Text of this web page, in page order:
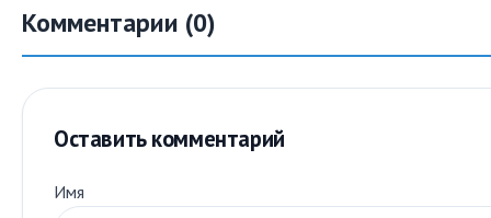
Комментарии (0)
Оставить комментарий
Имя